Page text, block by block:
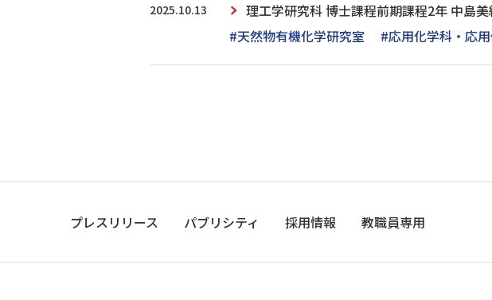
2025.10.13
理工学研究科 博士課程前期課程2年 中島
#天然物有機化学研究室
#応用化学科・応
プレスリリース パブリシティ 採用情報 教職員専用